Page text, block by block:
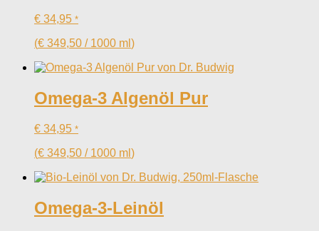
€ 34,95 *
(€ 349,50 / 1000 ml )
Omega-3 Algenöl Pur
€ 34,95 *
(€ 349,50 / 1000 ml )
Omega-3-Leinöl